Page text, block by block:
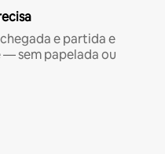
e partida e
sem papelada ou